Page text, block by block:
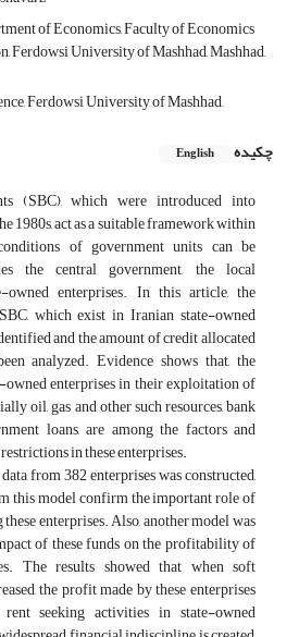
of Economics, Faculty of Economics
Ferdowsi University of Mashhad, Mashhad,
Ferdowsi University of Mashhad,
چکیده
English
(SBC), which were introduced into
1980s, act as a suitable framework within
of government units can be
the central government, the local
owned enterprises. In this article, the
which exist in Iranian state-owned
and the amount of credit allocated
analyzed. Evidence shows that, the
enterprises in their exploitation of
oil, gas and other such resources, bank
loans, are among the factors and
in these enterprises.
from 382 enterprises was constructed,
this model confirm the important role of
enterprises. Also, another model was
of these funds on the profitability of
The results showed that when soft
the profit made by these enterprises
seeking activities in state-owned